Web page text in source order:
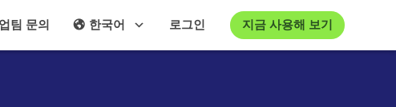
지금 사용해 보기
로그인
한국어
팀 문의